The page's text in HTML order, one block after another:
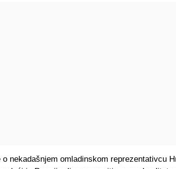
o nekadašnjem omladinskom reprezentativcu